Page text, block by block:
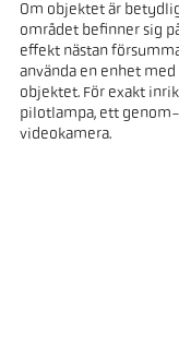
Om objektet är
området befinner sig
effekt nästan
använda en enhet
objektet. För exakt
pilotlampa, ett
videokamera.